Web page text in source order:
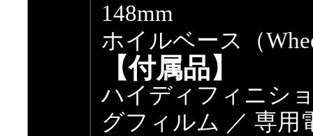
148mm
ホイルベース（
【付属品】
ハイディフィニシ
グフィルム ／ 専用